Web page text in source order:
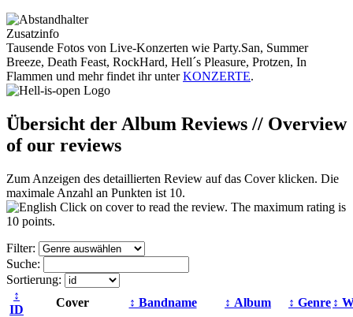
Zusatzinfo
Tausende Fotos von Live-Konzerten wie Party.San, Summer
Breeze, Death Feast, RockHard, Hell´s Pleasure, Protzen, In
Flammen und mehr findet ihr unterKONZERTE.
Übersicht der Album Reviews // Overview
of our reviews
Zum Anzeigen des detaillierten Review auf das Cover klicken. Die
maximale Anzahl an Punkten ist 10.
Click on cover to read the review. The maximum rating is
10 points.
Filter:
Suche:
Sortierung:
↕
ID
Cover ↕ Bandname ↕ Album ↕ Genre ↕